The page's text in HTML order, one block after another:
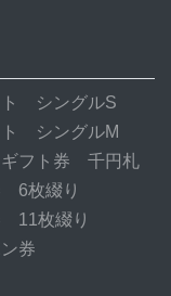
ト シングルS
ト シングルM
ギフト券 千円札
6枚綴り
11枚綴り
券